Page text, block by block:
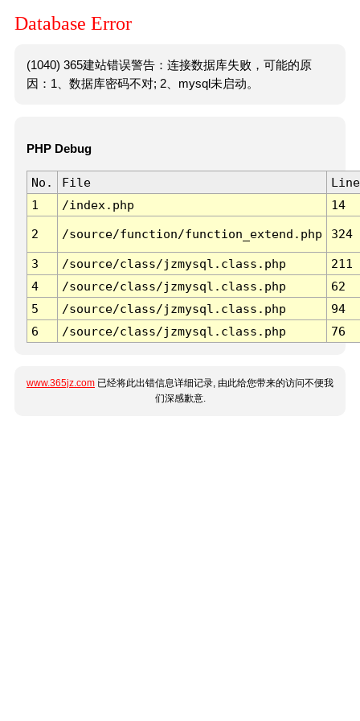
Database Error
(1040) 365建站错误警告：连接数据库失败，可能的原
因：1、数据库密码不对; 2、mysql未启动。
PHP Debug
No. File
Line
1
/index.php 14
2 /source/function/function_extend.php 324
3 /source/class/jzmysql.class.php
211
4
/source/class/jzmysql.class.php
62
5
/source/class/jzmysql.class.php
94
6
/source/class/jzmysql.class.php 76
www.365jz.com 已经将此出错信息详细记录, 由此给您带来的访问不便我
们深感歉意.